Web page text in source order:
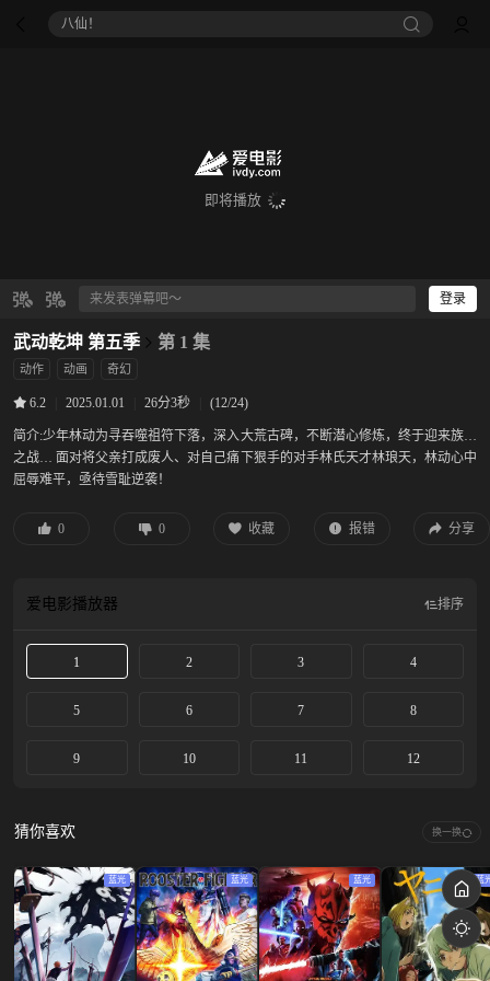
八仙！
即将播放
登录
武动乾坤 第五季 第 1 集
动作 动画 奇幻
6.2 2025.01.01 26分3秒 (12/24)
简介:少年林动为寻吞噬祖符下落，深入大荒古碑，不断潜心修炼，终于迎来族比
之战… 面对将父亲打成废人、对自己痛下狠手的对手林氏天才林琅天，林动心中
屈辱难平，亟待雪耻逆袭！
0 0 收藏 报错 分享
爱电影播放器 排序
1 2 3 4
5 6 7 8
9 10 11 12
猜你喜欢 换一换
蓝光 蓝光 蓝光 蓝